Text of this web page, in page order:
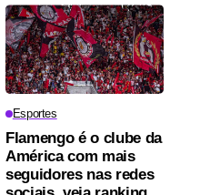
Esportes
Flamengo é o clube da
América com mais
seguidores nas redes